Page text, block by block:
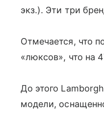
экз.). Эти три
Отмечается, что
«люксов», что на
До этого
модели,